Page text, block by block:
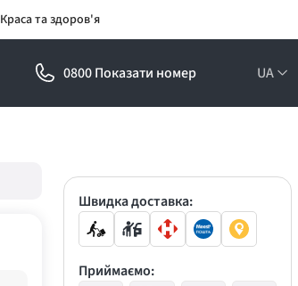
Краса та здоров'я
0800 Показати номер UA
Знижки до -30%
Швидка доставка:
Приймаємо: